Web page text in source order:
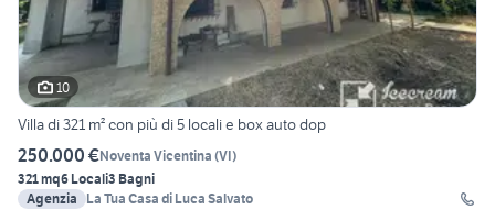
10
Villa di 321 m² con più di 5 locali e box auto dop
250.000 €Noventa Vicentina (VI)
321 mq6 Locali3 Bagni
Agenzia
La Tua Casa di Luca Salvato